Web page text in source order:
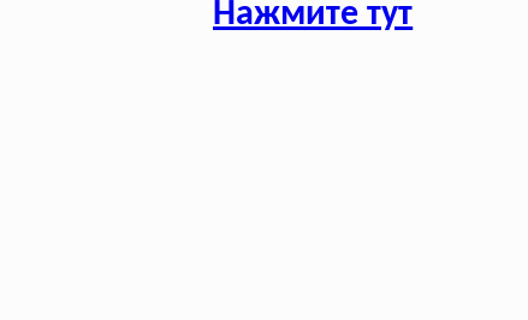
Нажмите тут